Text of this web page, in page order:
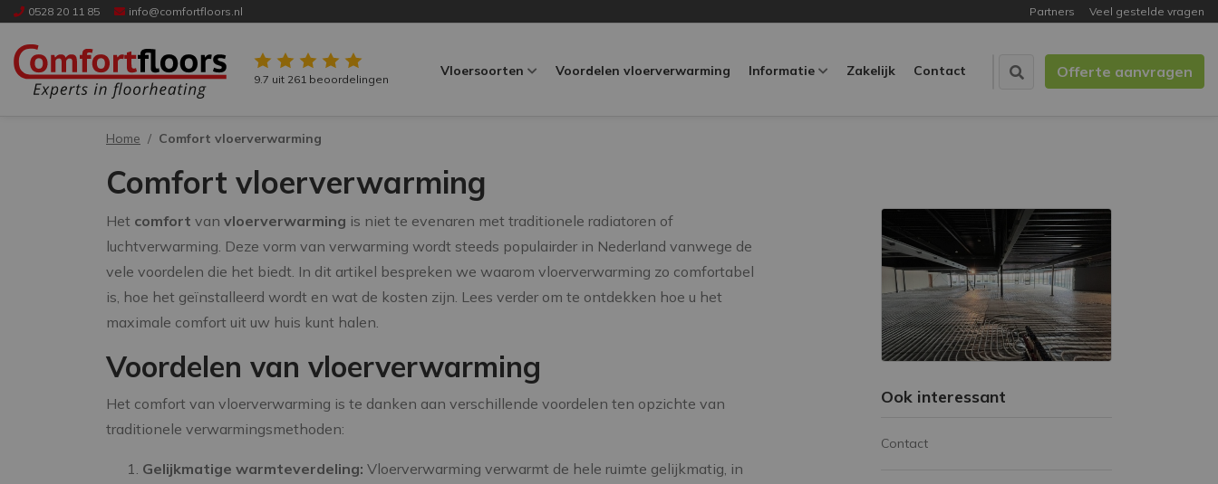
0528 20 11 85 info@comfortfloors.nl Partners Veel gestelde vragen
9.7 uit 261 beoordelingen
Vloersoorten Voordelen vloerverwarming Informatie Zakelijk Contact Offerte aanvragen
Home Comfort vloerverwarming
Comfort vloerverwarming
Het comfort van vloerverwarming is niet te evenaren met traditionele radiatoren of
luchtverwarming. Deze vorm van verwarming wordt steeds populairder in Nederland vanwege de
vele voordelen die het biedt. In dit artikel bespreken we waarom vloerverwarming zo comfortabel
is, hoe het geïnstalleerd wordt en wat de kosten zijn. Lees verder om te ontdekken hoe u het
maximale comfort uit uw huis kunt halen.
Voordelen van vloerverwarming
Het comfort van vloerverwarming is te danken aan verschillende voordelen ten opzichte van
traditionele verwarmingsmethoden:
Gelijkmatige warmteverdeling: Vloerverwarming verwarmt de hele ruimte gelijkmatig, in
Ook interessant
Contact